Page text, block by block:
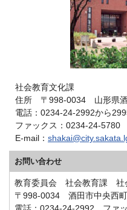
社会教育文化課
住所 〒998-0034 山形県酒
電話：0234-24-2992から
ファックス：0234-24-5780
E-mail：
お問い合わせ
教育委員会 社会教育課 社
〒998-0034 酒田市中央西